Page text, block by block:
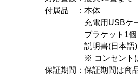
付属品 ：本体
充電用USBケー
ブラケット1個
説明書(日本語)
※ コンセントは付
保証期間：保証期間は商